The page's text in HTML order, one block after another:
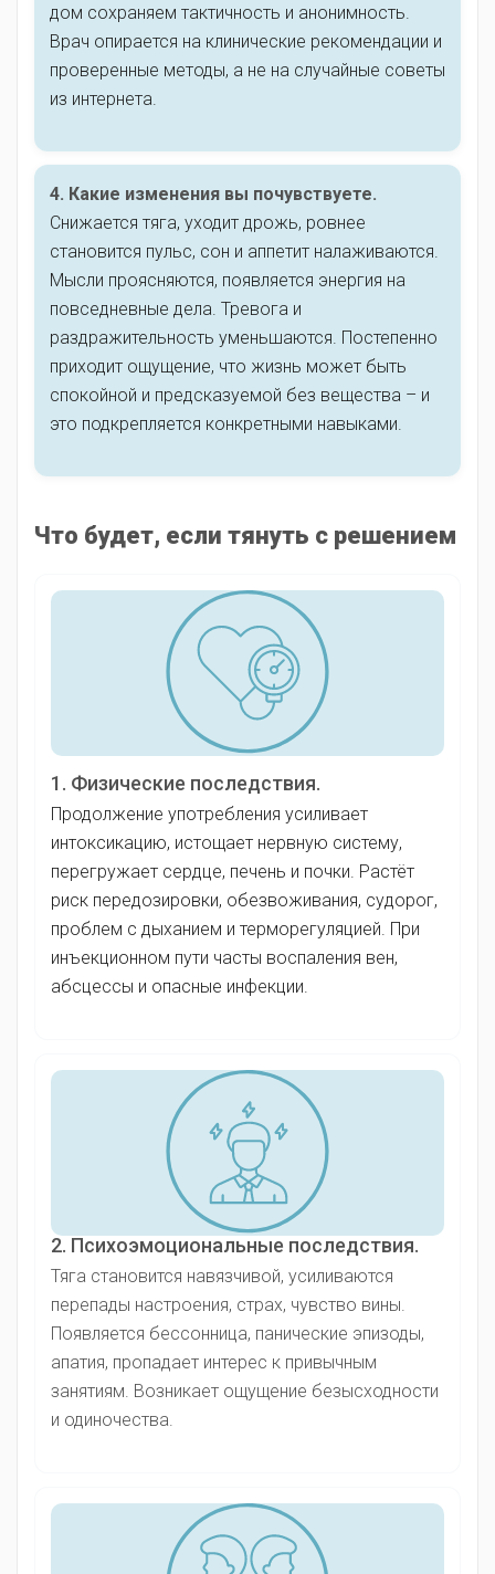
дом сохраняем тактичность и анонимность.
Врач опирается на клинические рекомендации и
проверенные методы, а не на случайные советы
из интернета.
4. Какие изменения вы почувствуете.
Снижается тяга, уходит дрожь, ровнее
становится пульс, сон и аппетит налаживаются.
Мысли проясняются, появляется энергия на
повседневные дела. Тревога и
раздражительность уменьшаются. Постепенно
приходит ощущение, что жизнь может быть
спокойной и предсказуемой без вещества – и
это подкрепляется конкретными навыками.
Что будет, если тянуть с решением
1. Физические последствия.
Продолжение употребления усиливает
интоксикацию, истощает нервную систему,
перегружает сердце, печень и почки. Растёт
риск передозировки, обезвоживания, судорог,
проблем с дыханием и терморегуляцией. При
инъекционном пути часты воспаления вен,
абсцессы и опасные инфекции.
2. Психоэмоциональные последствия.
Тяга становится навязчивой, усиливаются
перепады настроения, страх, чувство вины.
Появляется бессонница, панические эпизоды,
апатия, пропадает интерес к привычным
занятиям. Возникает ощущение безысходности
и одиночества.